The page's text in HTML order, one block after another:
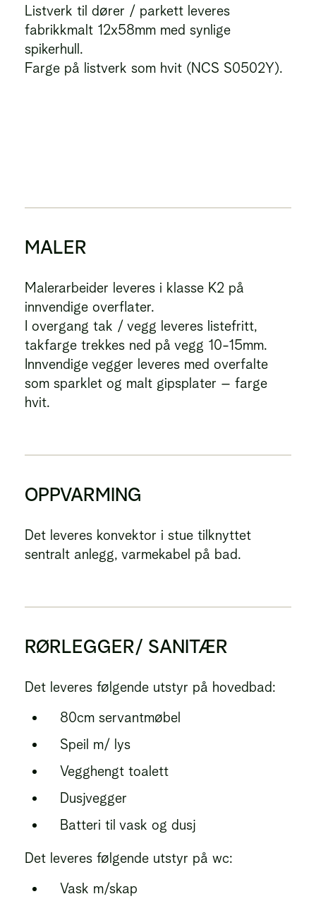
Listverk til dører / parkett leveres
fabrikkmalt 12x58mm med synlige
spikerhull.
Farge på listverk som hvit (NCS S0502Y).
MALER
Malerarbeider leveres i klasse K2 på
innvendige overflater.
I overgang tak / vegg leveres listefritt,
takfarge trekkes ned på vegg 10-15mm.
Innvendige vegger leveres med overfalte
som sparklet og malt gipsplater – farge
hvit.
OPPVARMING
Det leveres konvektor i stue tilknyttet
sentralt anlegg, varmekabel på bad.
RØRLEGGER/ SANITÆR
Det leveres følgende utstyr på hovedbad:
80cm servantmøbel
Speil m/ lys
Vegghengt toalett
Dusjvegger
Batteri til vask og dusj
Det leveres følgende utstyr på wc:
Vask m/skap